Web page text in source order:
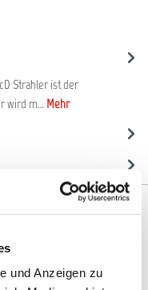
und Anzeigen zu
Strahler ist der
wird m… Mehr